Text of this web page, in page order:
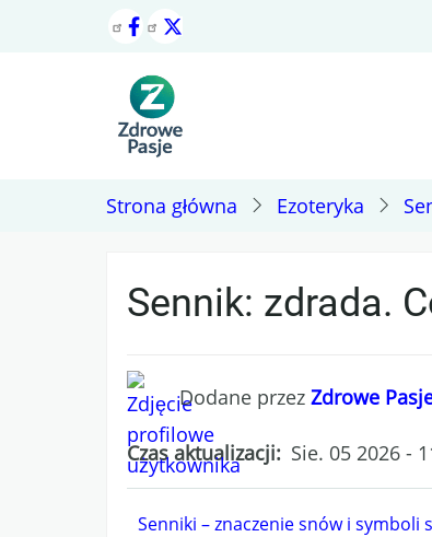
Strona główna Ezoteryka
Sennik: zdrada.
Dodane przez Zdrowe
Czas aktualizacji Sie. 05 2026 -
Senniki – znaczenie snów i symboli